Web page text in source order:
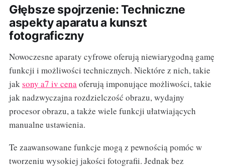
Głębsze spojrzenie: Techniczne
aspekty aparatu a kunszt
fotograficzny
Nowoczesne aparaty cyfrowe oferują niewiarygodną gamę
funkcji i możliwości technicznych. Niektóre z nich, takie
jaksony a7 iv cenaoferują imponujące możliwości, takie
jak nadzwyczajna rozdzielczość obrazu, wydajny
procesor obrazu, a także wiele funkcji ułatwiających
manualne ustawienia.
Te zaawansowane funkcje mogą z pewnością pomóc w
tworzeniu wysokiej jakości fotografii. Jednak bez